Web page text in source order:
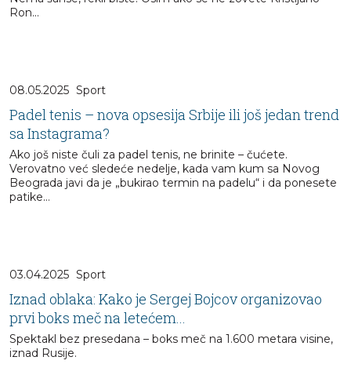
Ron...
08.05.2025 Sport
Padel tenis – nova opsesija Srbije ili još jedan trend
sa Instagrama?
Ako još niste čuli za padel tenis, ne brinite – čućete.
Verovatno već sledeće nedelje, kada vam kum sa Novog
Beograda javi da je „bukirao termin na padelu“ i da ponesete
patike…
03.04.2025 Sport
Iznad oblaka: Kako je Sergej Bojcov organizovao
prvi boks meč na letećem...
Spektakl bez presedana – boks meč na 1.600 metara visine,
iznad Rusije.